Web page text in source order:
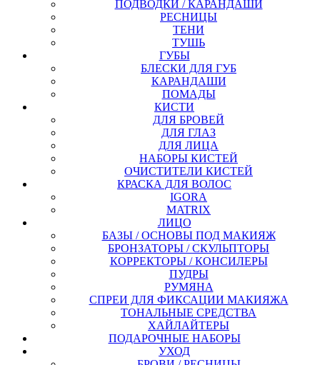
ПОДВОДКИ / КАРАНДАШИ
РЕСНИЦЫ
ТЕНИ
ТУШЬ
ГУБЫ
БЛЕСКИ ДЛЯ ГУБ
КАРАНДАШИ
ПОМАДЫ
КИСТИ
ДЛЯ БРОВЕЙ
ДЛЯ ГЛАЗ
ДЛЯ ЛИЦА
НАБОРЫ КИСТЕЙ
ОЧИСТИТЕЛИ КИСТЕЙ
КРАСКА ДЛЯ ВОЛОС
IGORA
MATRIX
ЛИЦО
БАЗЫ / ОСНОВЫ ПОД МАКИЯЖ
БРОНЗАТОРЫ / СКУЛЬПТОРЫ
КОРРЕКТОРЫ / КОНСИЛЕРЫ
ПУДРЫ
РУМЯНА
СПРЕИ ДЛЯ ФИКСАЦИИ МАКИЯЖА
ТОНАЛЬНЫЕ СРЕДСТВА
ХАЙЛАЙТЕРЫ
ПОДАРОЧНЫЕ НАБОРЫ
УХОД